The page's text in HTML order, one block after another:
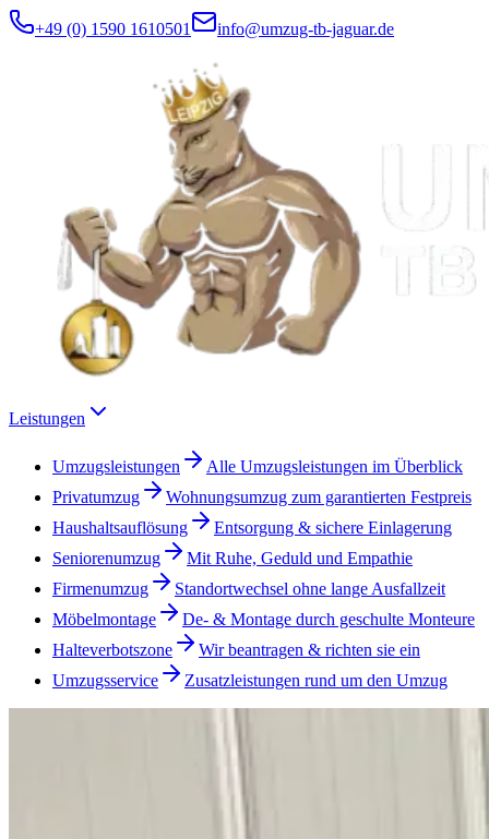
+49 (0) 1590 1610501 info@umzug-tb-jaguar.de
Leistungen
Umzugsleistungen
Alle Umzugsleistungen im Überblick
Privatumzug
Wohnungsumzug zum garantierten Festpreis
Haushaltsauflösung
Entsorgung & sichere Einlagerung
Seniorenumzug
Mit Ruhe, Geduld und Empathie
Firmenumzug
Standortwechsel ohne lange Ausfallzeit
Möbelmontage
De- & Montage durch geschulte Monteure
Halteverbotszone
Wir beantragen & richten sie ein
Umzugsservice
Zusatzleistungen rund um den Umzug